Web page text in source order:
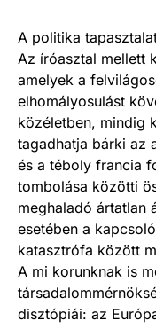
A politika
Az íróasztal mellett
amelyek a
elhomályosulást
közéletben, mindig
tagadhatja bárki az
és a téboly francia
tombolása közötti
meghaladó ártatlan
esetében a
katasztrófa között
A mi korunknak is
disztópiái: az